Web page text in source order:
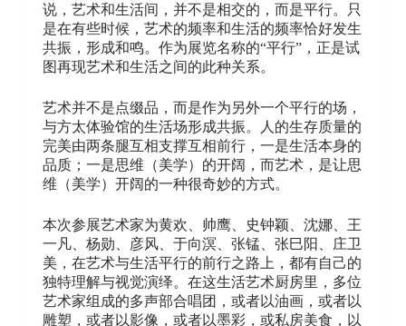
说，艺术和生活间，并不是相交的，而是平行。只
是在有些时候，艺术的频率和生活的频率恰好发生
共振，形成和鸣。作为展览名称的“平行”，正是试
图再现艺术和生活之间的此种关系。
艺术并不是点缀品，而是作为另外一个平行的场，
与方太体验馆的生活场形成共振。人的生存质量的
完美由两条腿互相支撑互相前行，一是生活本身的
品质；一是思维（美学）的开阔，而艺术，是让思
维（美学）开阔的一种很奇妙的方式。
本次参展艺术家为黄欢、帅鹰、史钟颖、沈娜、王
一凡、杨勋、彦风、于向溟、张锰、张巳阳、庄卫
美，在艺术与生活平行的前行之路上，都有自己的
独特理解与视觉演绎。在这生活艺术厨房里，多位
艺术家组成的多声部合唱团，或者以油画，或者以
雕塑，或者以影像，或者以墨彩，或私房美食，以